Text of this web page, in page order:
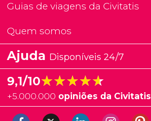
Guias de viagens da Civitatis
Quem somos
Ajuda Disponíveis 24/7
9,1/10★★★★★
★★★★★
+5.000.000 opiniões da Civitatis